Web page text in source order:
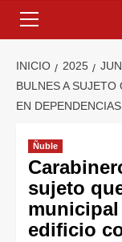
INICIO 2025
BULNES A SUJETO
EN
Ñuble
sujeto
edificio